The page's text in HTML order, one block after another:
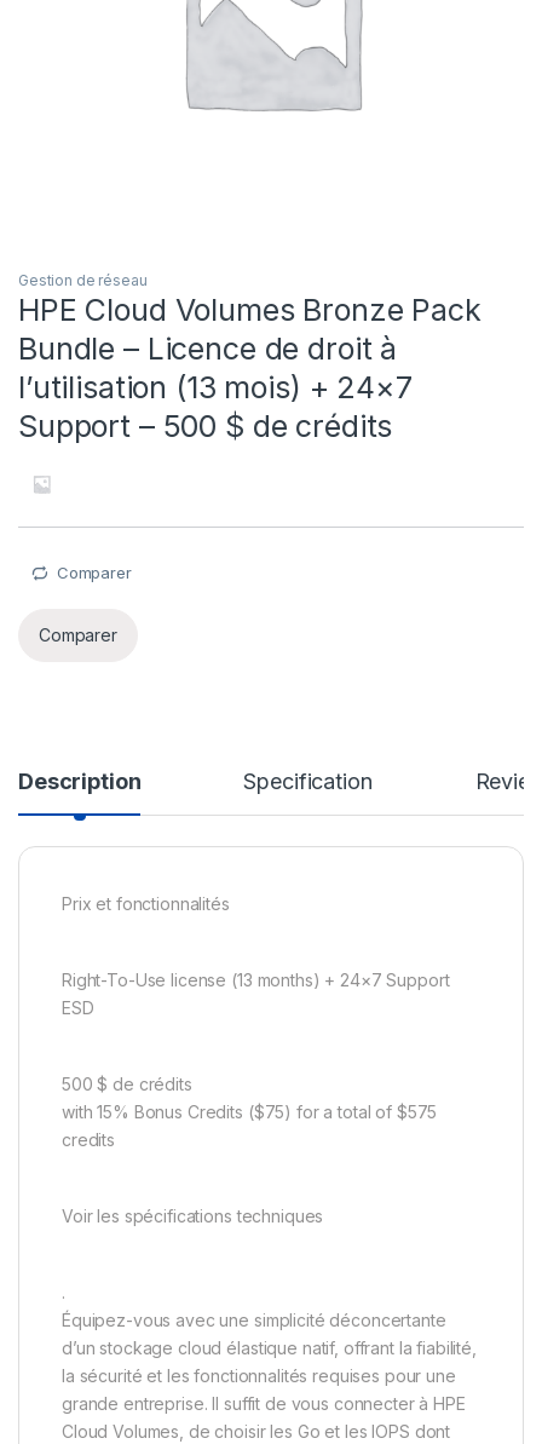
Gestion de réseau
HPE Cloud Volumes Bronze Pack
Bundle – Licence de droit à
l’utilisation (13 mois) + 24×7
Support – 500 $ de crédits
Comparer
Comparer
Description Specification
Prix et fonctionnalités
Right-To-Use license (13 months) + 24×7 Support
ESD
500 $ de crédits
with 15% Bonus Credits ($75) for a total of $575
credits
Voir les spécifications techniques
.
Équipez-vous avec une simplicité déconcertante
d’un stockage cloud élastique natif, offrant la fiabilité,
la sécurité et les fonctionnalités requises pour une
grande entreprise. Il suffit de vous connecter à HPE
Cloud Volumes, de choisir les Go et les IOPS dont